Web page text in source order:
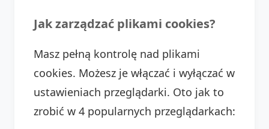
Jak zarządzać plikami cookies?
Masz pełną kontrolę nad plikami
cookies. Możesz je włączać i wyłączać w
ustawieniach przeglądarki. Oto jak to
zrobić w 4 popularnych przeglądarkach: